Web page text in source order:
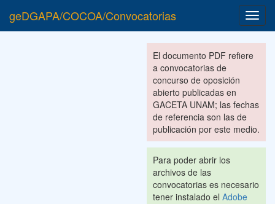
geDGAPA/COCOA/Convocatorias
El documento PDF refiere
a convocatorias de
concurso de oposición
abierto publicadas en
GACETA UNAM; las fechas
de referencia son las de
publicación por este medio.
Para poder abrir los
archivos de las
convocatorias es necesario
tener instalado el Adobe